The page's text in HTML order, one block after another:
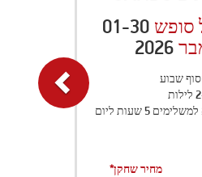
פסטיבל30
אוקטובר
כלולים בחבילה
מחיר שחקן*